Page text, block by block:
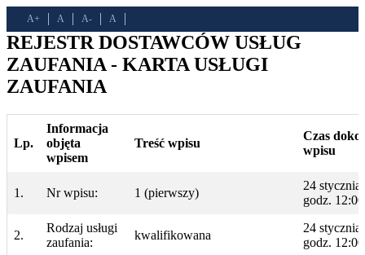
A+ A A- A
REJESTR DOSTAWCÓW USŁUG
ZAUFANIA - KARTA USŁUGI
ZAUFANIA
Lp.
Informacja
objęta
wpisem
Treść wpisu
Czas
wpisu
1. Nr wpisu: 1 (pierwszy)
24 stycznia
godz.
2.
Rodzaj usługi
zaufania:
kwalifikowana
24 stycznia
godz.